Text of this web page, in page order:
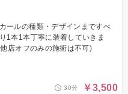
ールの種類・デザインまですべ
1本1本丁寧に装着していきま
店オフのみの施術は不可)
30分 ￥3,500